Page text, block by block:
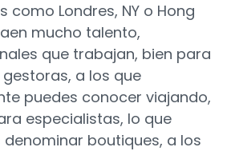
como Londres, NY o Hong
mucho talento,
que trabajan, bien para
a los que
puedes conocer viajando,
especialistas, lo que
denominar boutiques, a los